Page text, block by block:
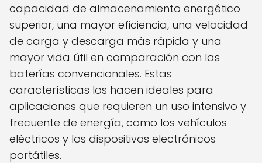
capacidad de almacenamiento energético
superior, una mayor eficiencia, una velocidad
de carga y descarga más rápida y una
mayor vida útil en comparación con las
baterías convencionales. Estas
características los hacen ideales para
aplicaciones que requieren un uso intensivo y
frecuente de energía, como los vehículos
eléctricos y los dispositivos electrónicos
portátiles.